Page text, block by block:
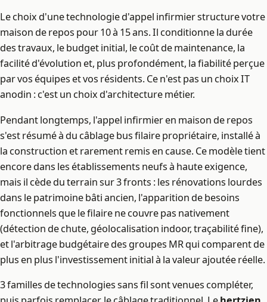
Le choix d'une technologie d'appel infirmier structure votre
maison de repos pour 10 à 15 ans. Il conditionne la durée
des travaux, le budget initial, le coût de maintenance, la
facilité d'évolution et, plus profondément, la fiabilité perçue
par vos équipes et vos résidents. Ce n'est pas un choix IT
anodin : c'est un choix d'architecture métier.
Pendant longtemps, l'appel infirmier en maison de repos
s'est résumé à du câblage bus filaire propriétaire, installé à
la construction et rarement remis en cause. Ce modèle tient
encore dans les établissements neufs à haute exigence,
mais il cède du terrain sur 3 fronts : les rénovations lourdes
dans le patrimoine bâti ancien, l'apparition de besoins
fonctionnels que le filaire ne couvre pas nativement
(détection de chute, géolocalisation indoor, traçabilité fine),
et l'arbitrage budgétaire des groupes MR qui comparent de
plus en plus l'investissement initial à la valeur ajoutée réelle.
3 familles de technologies sans fil sont venues compléter,